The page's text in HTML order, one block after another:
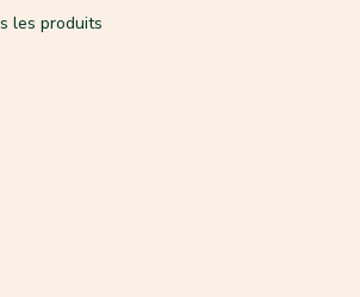
les produits